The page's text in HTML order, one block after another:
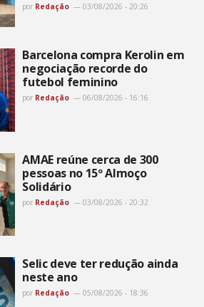
por Redação 03/08/2026 - 20:26
Barcelona compra Kerolin em
negociação recorde do
futebol feminino
por Redação 06/08/2026 - 16:16
AMAE reúne cerca de 300
pessoas no 15º Almoço
Solidário
por Redação 03/08/2026 - 20:32
Selic deve ter redução ainda
neste ano
por Redação 05/08/2026 - 18:36